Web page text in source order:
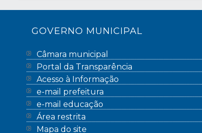
GOVERNO MUNICIPAL
Câmara municipal
Portal da Transparência
Acesso à Informação
e-mail prefeitura
e-mail educação
Área restrita
Mapa do site